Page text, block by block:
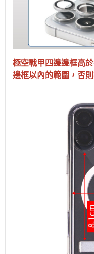
極空戰甲四邊邊框高
邊框以內的範圍，否